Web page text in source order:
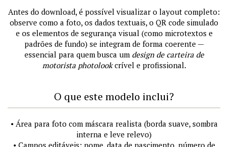
Antes do download, é possível visualizar o layout completo:
observe como a foto, os dados textuais, o QR code simulado
e os elementos de segurança visual (como microtextos e
padrões de fundo) se integram de forma coerente —
essencial para quem busca um design de carteira de
motorista photolookcrível e profissional.
O que este modelo inclui?
• Área para foto com máscara realista (borda suave, sombra
interna e leve relevo)
• Campos editáveis: nome, data de nascimento, número de